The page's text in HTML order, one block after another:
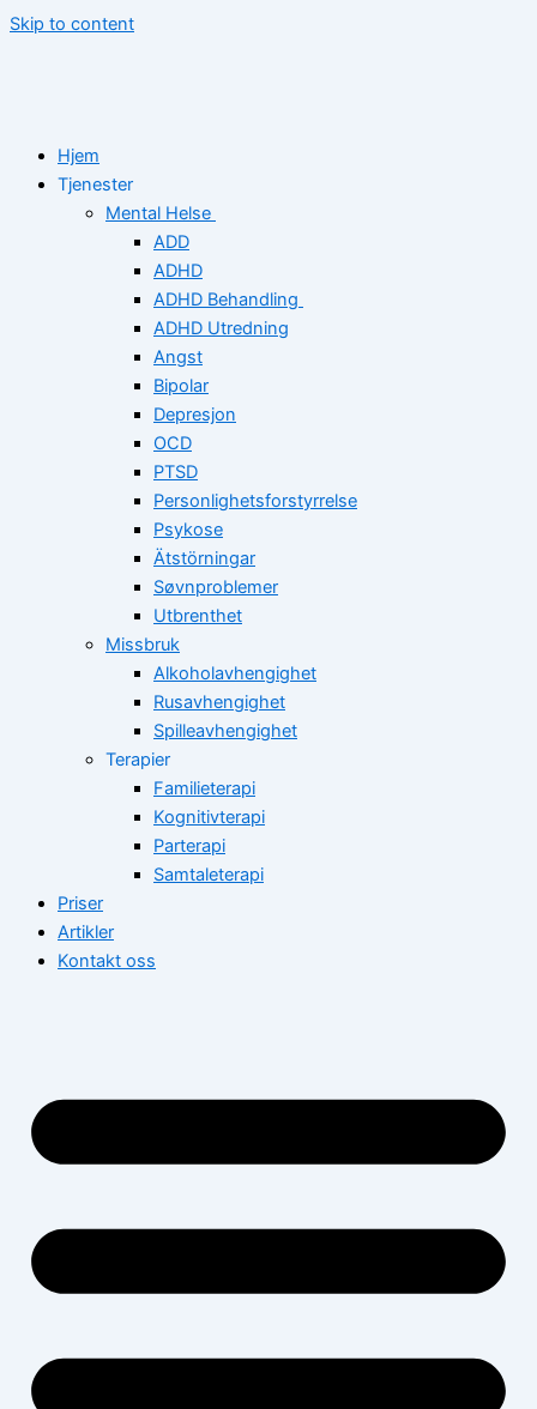
Skip to content
Hjem
Tjenester
Mental Helse
ADD
ADHD
ADHD Behandling
ADHD Utredning
Angst
Bipolar
Depresjon
OCD
PTSD
Personlighetsforstyrrelse
Psykose
Ätstörningar
Søvnproblemer
Utbrenthet
Missbruk
Alkoholavhengighet
Rusavhengighet
Spilleavhengighet
Terapier
Familieterapi
Kognitivterapi
Parterapi
Samtaleterapi
Priser
Artikler
Kontakt oss